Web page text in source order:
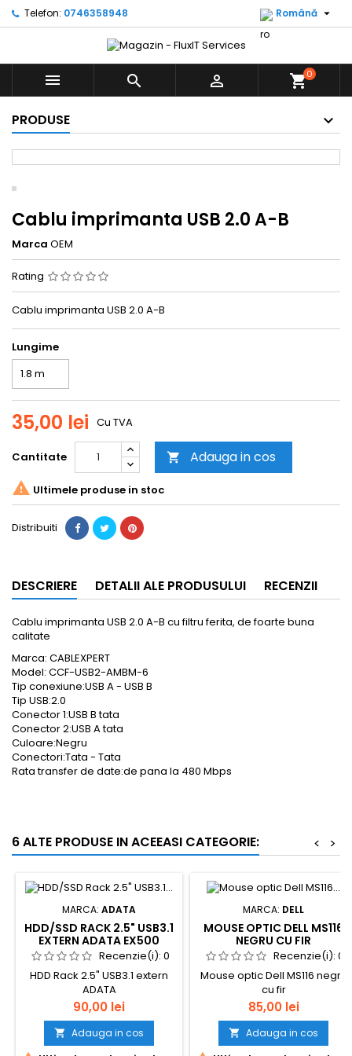
Telefon: 0746358948 Română 
   shopping_cart0
PRODUSE
Cablu imprimanta USB 2.0 A-B
Marca OEM
Rating
Cablu imprimanta USB 2.0 A-B
Lungime
35,00 lei Cu TVA
Cantitate  Adauga in cos
 Ultimele produse in stoc
Distribuiti
DESCRIERE DETALII ALE PRODUSULUI RECENZII
Cablu imprimanta USB 2.0 A-B cu filtru ferita, de foarte buna
calitate
Marca: CABLEXPERT
Model: CCF-USB2-AMBM-6
Tip conexiune:USB A - USB B
Tip USB:2.0
Conector 1:USB B tata
Conector 2:USB A tata
Culoare:Negru
Conectori:Tata - Tata
Rata transfer de date:de pana la 480 Mbps
6 ALTE PRODUSE IN ACEEASI CATEGORIE: >
<
MARCA: ADATA
HDD/SSD RACK 2.5" USB3.1
EXTERN ADATA EX500
Recenzie(i): 0
HDD Rack 2.5" USB3.1 extern
ADATA
Pret
90,00 lei
 Adauga in cos
MARCA: DELL
MOUSE OPTIC DELL MS116
NEGRU CU FIR
Recenzie(i): 0
Mouse optic Dell MS116 negru
cu fir
Pret
85,00 lei
 Adauga in cos